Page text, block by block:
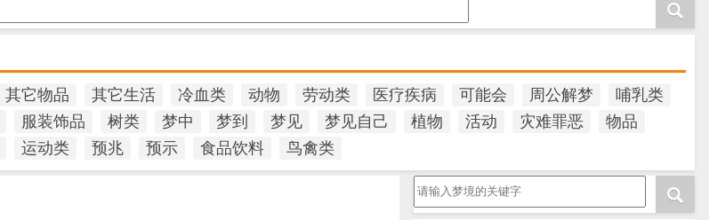
其它物品 其它生活 冷血类 动物 劳动类 医疗疾病 可能会 周公解梦
哺乳类
服装饰品 树类 梦中 梦到 梦见 梦见自己 植物 活动 灾难罪恶
物品
运动类 预兆 预示 食品饮料 鸟禽类